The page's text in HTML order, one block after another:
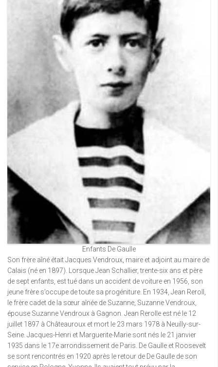
Enfants De Gaulle
Son frère aîné était Jacques Vendroux, maire et adjoint au maire de
Calais (né en 1897). Lorsque Jean Schallier, trente-six ans et père
de sept enfants, est tué dans un accident de voiture en 1956, son
jeune frère s’occupe de toute sa progéniture. En 1934, Jean Reroll,
le frère cadet de la sœur aînée de Suzanne, Suzanne Vendroux,
épouse Suzanne Vendroux à Gagnon. Jean Rerolle est né le 12
juillet 1897 à Châteauroux et mort le 23 mars 1978 à Neuilly-sur-
Seine. Jacques-Henri et Marguerite-Marie sont nés le 21 janvier
1935 dans le 17e arrondissement de Paris. De Gaulle et Roosevelt
se sont rencontrés en 1920 après le retour de De Gaulle de son